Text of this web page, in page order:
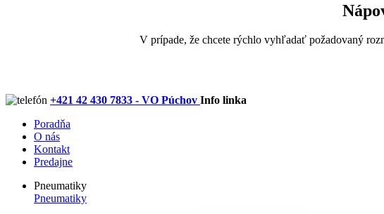
V prípade, že chcete rýchlo vyhľadať požadovaný
+421 42 430 7833 - VO Púchov Info linka
Poradňa
O nás
Kontakt
Predajne
Pneumatiky
Pneumatiky